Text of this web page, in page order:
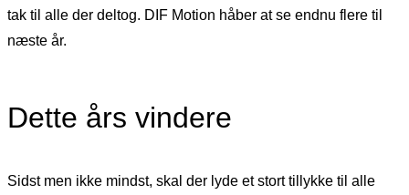
tak til alle der deltog. DIF Motion håber at se endnu flere til
næste år.
Dette års vindere
Sidst men ikke mindst, skal der lyde et stort tillykke til alle